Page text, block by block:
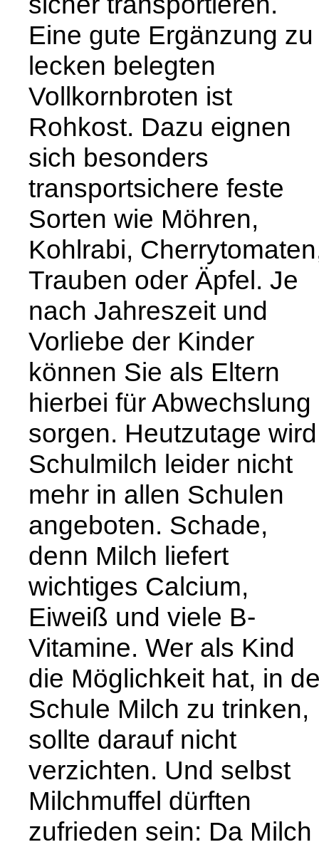
Eine gute Ergänzung zu
lecken belegten
Vollkornbroten ist
Rohkost. Dazu eignen
sich besonders
transportsichere feste
Sorten wie Möhren,
Kohlrabi,
Trauben oder Äpfel. Je
nach Jahreszeit und
Vorliebe der Kinder
können Sie als Eltern
hierbei für Abwechslung
sorgen. Heutzutage wird
Schulmilch leider nicht
mehr in allen Schulen
angeboten. Schade,
denn Milch liefert
wichtiges Calcium,
Eiweiß und viele B-
Vitamine. Wer als Kind
die Möglichkeit hat, in
Schule Milch zu trinken,
sollte darauf nicht
verzichten. Und selbst
Milchmuffel dürften
zufrieden sein: Da Milch